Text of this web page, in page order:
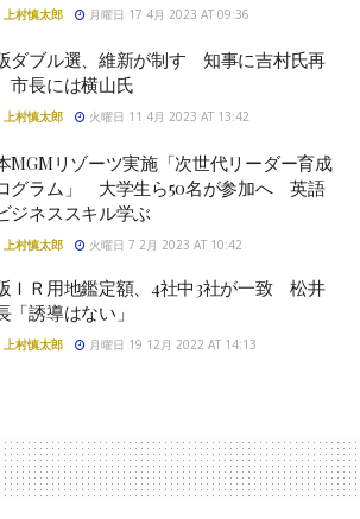
上村慎太郎 月曜日 17 4月 2023 AT 09:36
ダブル選、維新が制す 知事に吉村氏再
市長には横山氏
上村慎太郎 火曜日 11 4月 2023 AT 13:42
MGMリゾーツ実施「次世代リーダー育成
グラム」 大学生ら50名が参加へ 英語
ジネススキル学ぶ
上村慎太郎 火曜日 7 2月 2023 AT 10:42
ＩＲ用地鑑定額、4社中3社が一致 松井
「誘導はない」
上村慎太郎 月曜日 19 12月 2022 AT 14:13